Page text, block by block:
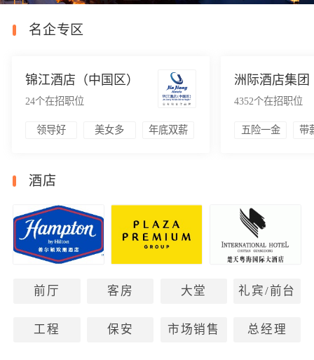
名企专区
锦江酒店（中国区）
24个在招职位
领导好 美女多 年底双薪
洲际酒店集团
4352个在招职位
五险一金 带
酒店
前厅 客房 大堂 礼宾/前台
工程 保安 市场销售 总经理